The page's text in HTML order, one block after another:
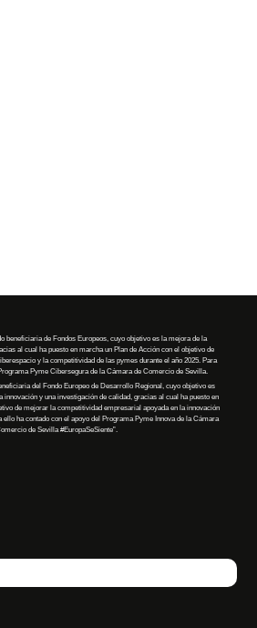
beneficiaria de Fondos Europeos, cuyo objetivo es la mejora de la
al cual ha puesto en marcha un Plan de Acción con el objetivo de
y la competitividad de las pymes durante el año 2025. Para
Pyme Cibersegura de la Cámara de Comercio de Sevilla.
del Fondo Europeo de Desarrollo Regional, cuyo objetivo es
y una investigación de calidad, gracias al cual hapuesto en
de mejorar la competitividad empresarial apoyada en la innovación
ello hacontado con el apoyo del Programa Pyme Innova de la Cámara
de Sevilla#EuropaSeSiente”.